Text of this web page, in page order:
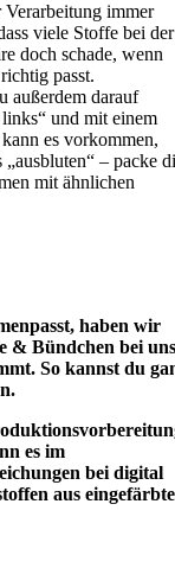
immer
viele Stoffe bei der
doch schade, wenn
passt.
außerdem darauf
und mit einem
es vorkommen,
– packe
mit ähnlichen
haben wir
& Bündchen bei uns
So kannst du
es im
bei digital
aus